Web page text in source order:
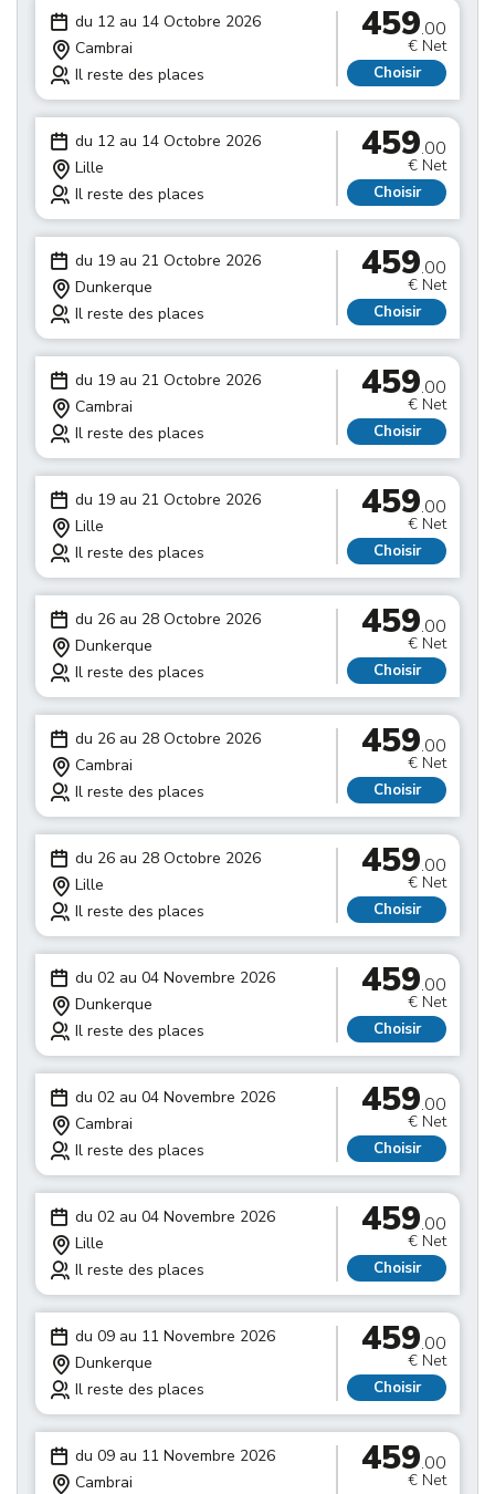
du 12 au 14 Octobre 2026
Cambrai
Il reste des places
459.00
€ Net
Choisir
du 12 au 14 Octobre 2026
Lille
Il reste des places
459.00
€ Net
Choisir
du 19 au 21 Octobre 2026
Dunkerque
Il reste des places
459.00
€ Net
Choisir
du 19 au 21 Octobre 2026
Cambrai
Il reste des places
459.00
€ Net
Choisir
du 19 au 21 Octobre 2026
Lille
Il reste des places
459.00
€ Net
Choisir
du 26 au 28 Octobre 2026
Dunkerque
Il reste des places
459.00
€ Net
Choisir
du 26 au 28 Octobre 2026
Cambrai
Il reste des places
459.00
€ Net
Choisir
du 26 au 28 Octobre 2026
Lille
Il reste des places
459.00
€ Net
Choisir
du 02 au 04 Novembre 2026
Dunkerque
Il reste des places
459.00
€ Net
Choisir
du 02 au 04 Novembre 2026
Cambrai
Il reste des places
459.00
€ Net
Choisir
du 02 au 04 Novembre 2026
Lille
Il reste des places
459.00
€ Net
Choisir
du 09 au 11 Novembre 2026
Dunkerque
Il reste des places
459.00
€ Net
Choisir
du 09 au 11 Novembre 2026
Cambrai
459.00
€ Net